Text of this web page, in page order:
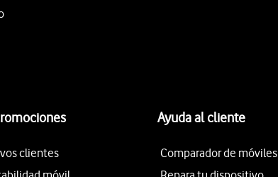
clientes
Ayuda al cliente
Comparador de móviles